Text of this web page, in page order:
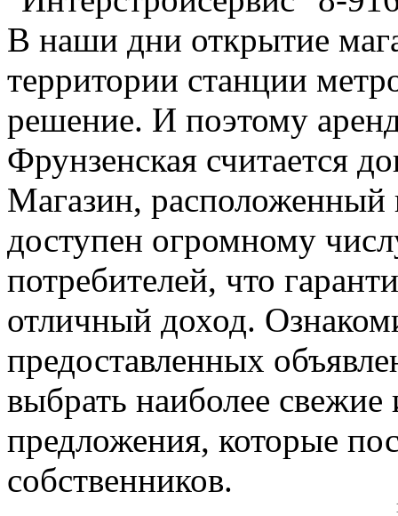
В наши дни открытие
территории станции
решение. И поэтому
Фрунзенская считается
Магазин, расположенный
доступен огромному
потребителей, что
отличный доход.
предоставленных
выбрать наиболее свежие
предложения, которые
собственников.